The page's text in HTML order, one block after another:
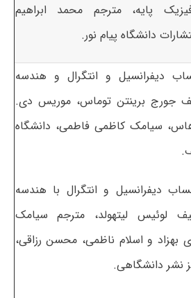
پایه، مترجم محمد ابراهیم
دانشگاه پیام نور.
دیفرانسیل و انتگرال و هندسه
جورج برینتن توماس، موریس دی.
سیامک کاظمی فاطمی، دانشگاه
دیفرانسیل و انتگرال با هندسه
لوئیس لیتهولد، مترجم سیامک
بهزاد و اسلام ناظمی، محسن رزاقی،
نشر دانشگاهی.